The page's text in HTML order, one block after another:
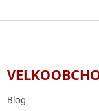
Z
Blog